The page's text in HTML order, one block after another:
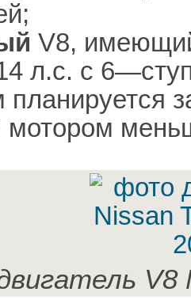
V8,
л.с. с
мотором
V8